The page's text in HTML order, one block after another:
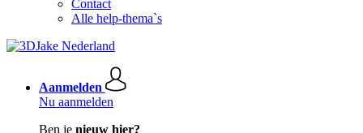
Contact
Alle help-thema`s
Aanmelden
Nu aanmelden
Ben je nieuw hier?